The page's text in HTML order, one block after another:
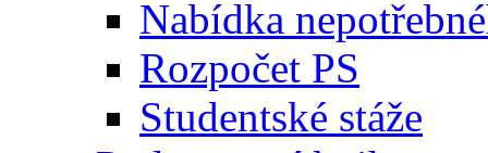
Nabídka
Rozpočet PS
Studentské stáže